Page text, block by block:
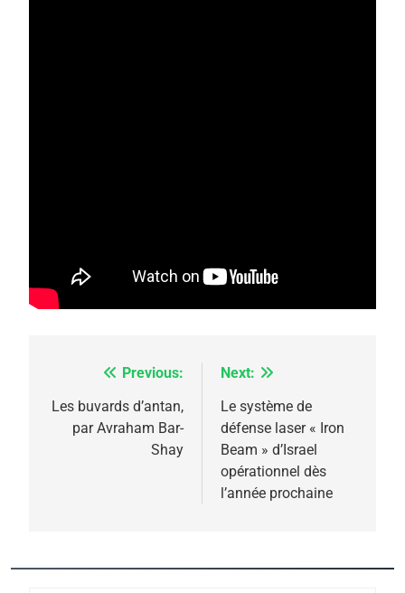
Navigation
de
l’article
Previous:
Les buvards d’antan,
par Avraham Bar-
Shay
Next:
Le système de
défense laser « Iron
Beam » d’Israel
opérationnel dès
l’année prochaine
2025, l’année la plus
meurtrière selon le
l’antisémitisme
FIÈRE, DIGNE ET RÉSILIENTE :
POURQUOI JE REVENDIQUE
MA JUDAÏTE par Thérèse
Zrihen-Dvir
ISRAÉL JUDAISME
JUDAISME